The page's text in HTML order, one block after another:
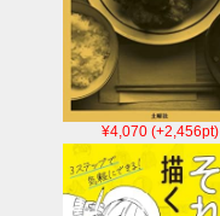
¥4,070 (+2,456pt)